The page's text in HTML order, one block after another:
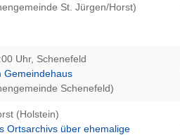
St. Jürgen/Horst)
Uhr, Schenefeld
Gemeindehaus
Schenefeld)
(Holstein)
Ortsarchivs über ehemalige